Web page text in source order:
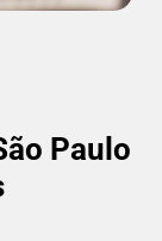
Paulo